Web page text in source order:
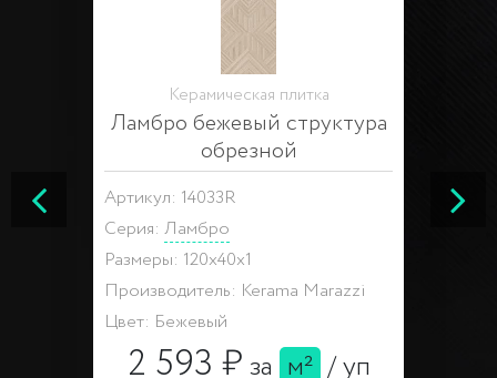
Керамическая плитка
Ламбро бежевый структура
обрезной
Артикул: 14033R
Серия: Ламбро
Размеры: 120x40x1
Производитель: Kerama Marazzi
Цвет: Бежевый
2 593 ₽за м² /уп